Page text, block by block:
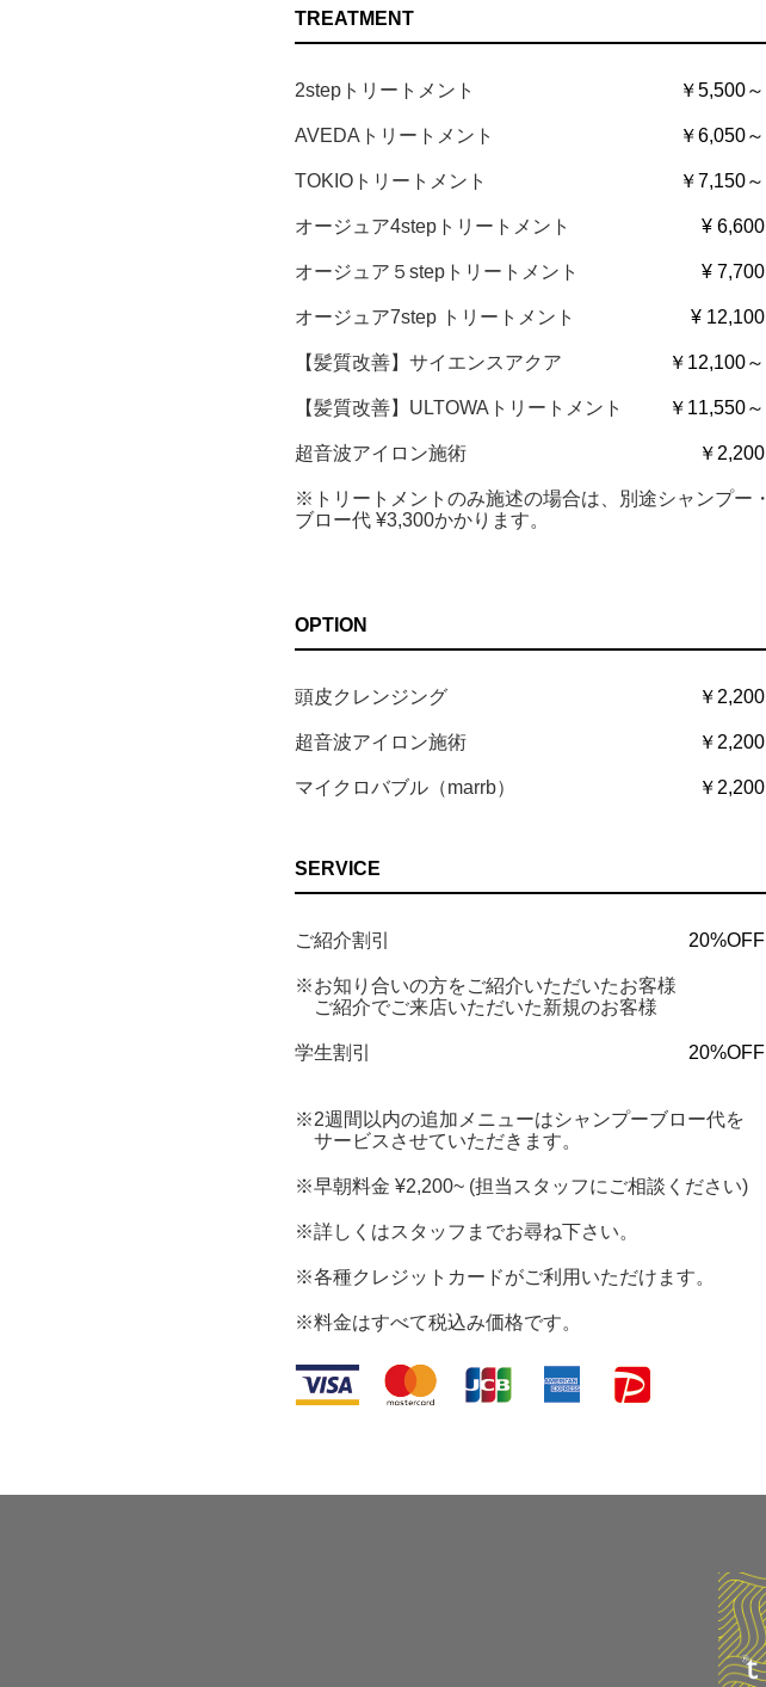
TREATMENT
2stepトリートメント ￥5,500～
AVEDAトリートメント ￥6,050～
TOKIOトリートメント ￥7,150～
オージュア4stepトリートメント ¥ 6,600
オージュア５stepトリートメント ¥ 7,700
オージュア7step トリートメント ¥ 12,100
【髪質改善】サイエンスアクア ￥12,100～
【髪質改善】ULTOWAトリートメント ￥11,550～
超音波アイロン施術 ￥2,200
※トリートメントのみ施述の場合は、別途シャンプー・
ブロー代 ¥3,300かかります。
OPTION
頭皮クレンジング ￥2,200
超音波アイロン施術 ￥2,200
マイクロバブル（marrb） ￥2,200
SERVICE
ご紹介割引 20%OFF
※お知り合いの方をご紹介いただいたお客様
ご紹介でご来店いただいた新規のお客様
学生割引 20%OFF
※2週間以内の追加メニューはシャンプーブロー代を
サービスさせていただきます。
※早朝料金 ¥2,200~ (担当スタッフにご相談ください)
※詳しくはスタッフまでお尋ね下さい。
※各種クレジットカードがご利用いただけます。
※料金はすべて税込み価格です。